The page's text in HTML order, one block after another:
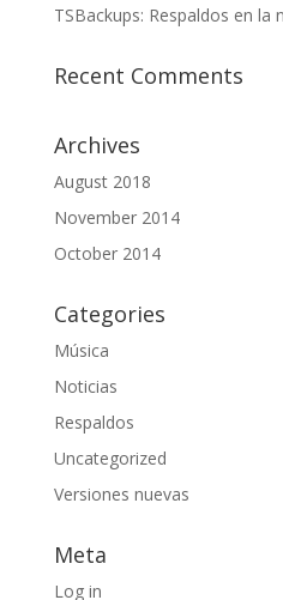
TSBackups: Respaldos en la
Recent Comments
Archives
August 2018
November 2014
October 2014
Categories
Música
Noticias
Respaldos
Uncategorized
Versiones nuevas
Meta
Log in